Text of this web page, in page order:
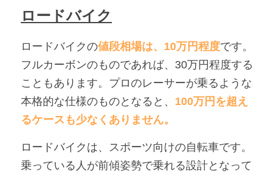
ロードバイク
ロードバイクの値段相場は、10万円程度です。
フルカーボンのものであれば、30万円程度する
こともあります。プロのレーサーが乗るような
本格的な仕様のものとなると、 100万円を超え
るケースも少なくありません。
ロードバイクは、スポーツ向けの自転車です。
乗っている人が前傾姿勢で乗れる設計となって